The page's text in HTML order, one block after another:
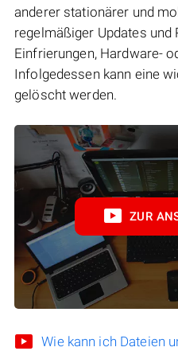
anderer stationärer und
regelmäßiger Updates und
Einfrierungen, Hardware-
Infolgedessen kann eine
gelöscht werden.
ZUR
Wie kann ich Dateien